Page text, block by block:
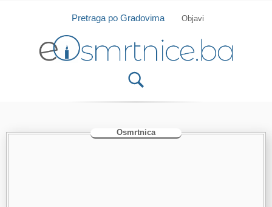
Isprobajte našu Android i IOS aplikaciju
Pretraga po Gradovima Objavi
Osmrtnica